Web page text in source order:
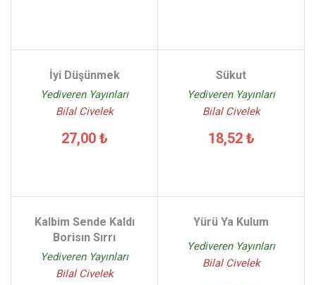
İyi Düşünmek
Yediveren Yayınları
Bilal Civelek
27,00 ₺
Sükut
Yediveren Yayınları
Bilal Civelek
18,52 ₺
Kalbim Sende Kaldı
Borisın Sırrı
Yediveren Yayınları
Bilal Civelek
Yürü Ya Kulum
Yediveren Yayınları
Bilal Civelek